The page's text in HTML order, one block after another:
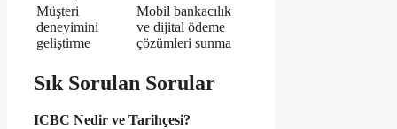
Müşteri
deneyimini
geliştirme
Mobil bankacılık
ve dijital ödeme
çözümleri sunma
Sık Sorulan Sorular
ICBC Nedir ve Tarihçesi?